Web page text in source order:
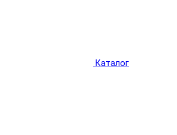
Каталог